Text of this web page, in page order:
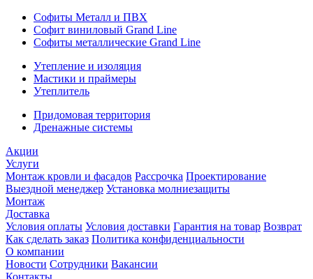
Софиты Металл и ПВХ
Софит виниловый Grand Line
Софиты металлические Grand Line
Утепление и изоляция
Мастики и праймеры
Утеплитель
Придомовая территория
Дренажные системы
Акции
Услуги
Монтаж кровли и фасадов Рассрочка Проектирование
Выездной менеджер Установка молниезащиты
Монтаж
Доставка
Условия оплаты Условия доставки Гарантия на товар Возврат
Как сделать заказ Политика конфиденциальности
О компании
Новости Сотрудники Вакансии
Контакты